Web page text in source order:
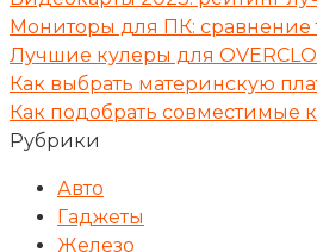
Мониторы для ПК: сравнение
Лучшие кулеры для
Как выбрать материнскую
Как подобрать совместимые
Рубрики
Авто
Гаджеты
Железо